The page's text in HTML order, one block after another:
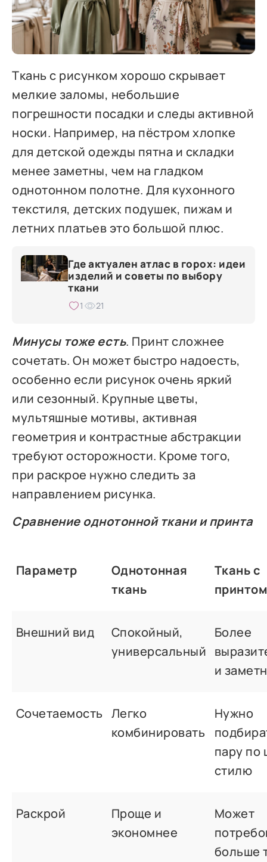
Ткань с рисунком хорошо скрывает
мелкие заломы, небольшие
погрешности посадки и следы активной
носки. Например, на пёстром хлопке
для детской одежды пятна и складки
менее заметны, чем на гладком
однотонном полотне. Для кухонного
текстиля, детских подушек, пижам и
летних платьев это большой плюс.
Где актуален атлас в горох: идеи
изделий и советы по выбору
ткани
1 21
Минусы тоже есть. Принт сложнее
сочетать. Он может быстро надоесть,
особенно если рисунок очень яркий
или сезонный. Крупные цветы,
мультяшные мотивы, активная
геометрия и контрастные абстракции
требуют осторожности. Кроме того,
при раскрое нужно следить за
направлением рисунка.
Сравнение однотонной ткани и принта
Параметр
Однотонная
ткань
Ткань с
принтом
Внешний вид
Спокойный,
универсальный
Более
и
Сочетаемость Легко
комбинировать
Нужно
пару по
стилю
Раскрой
Проще и
экономнее
Может
больше